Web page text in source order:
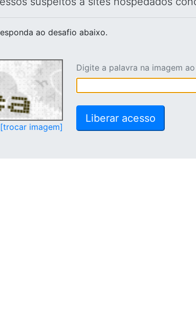
ao desafio abaixo.
[trocar imagem]
Digite a palavra na imagem